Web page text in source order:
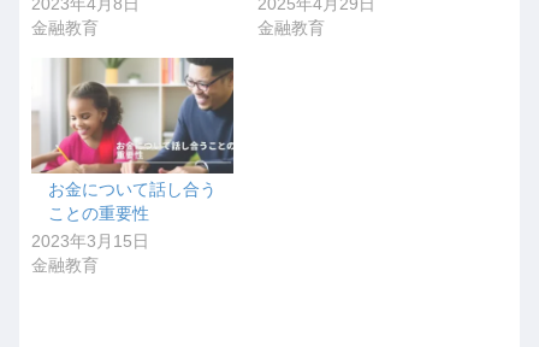
金融教育
金融教育
お金について話し合う
ことの重要性
2023年3月15日
金融教育